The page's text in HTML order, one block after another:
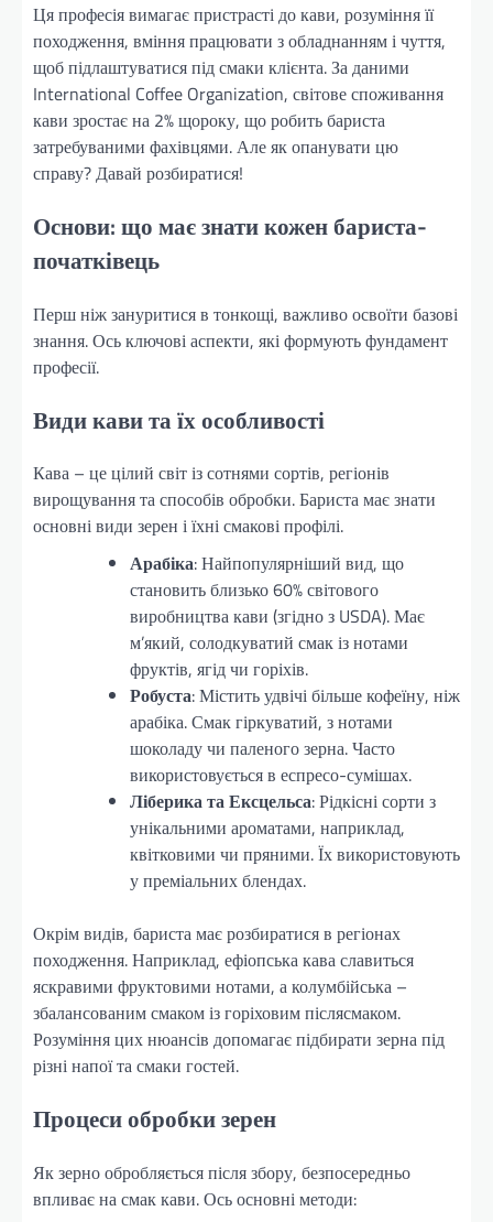
Ця професія вимагає пристрасті до кави, розуміння її
походження, вміння працювати з обладнанням і чуття,
щоб підлаштуватися під смаки клієнта. За даними
International Coffee Organization, світове споживання
кави зростає на 2% щороку, що робить бариста
затребуваними фахівцями. Але як опанувати цю
справу? Давай розбиратися!
Основи: що має знати кожен бариста-
початківець
Перш ніж зануритися в тонкощі, важливо освоїти базові
знання. Ось ключові аспекти, які формують фундамент
професії.
Види кави та їх особливості
Кава – це цілий світ із сотнями сортів, регіонів
вирощування та способів обробки. Бариста має знати
основні види зерен і їхні смакові профілі.
Арабіка: Найпопулярніший вид, що
становить близько 60% світового
виробництва кави (згідно з USDA). Має
м’який, солодкуватий смак із нотами
фруктів, ягід чи горіхів.
Робуста: Містить удвічі більше кофеїну, ніж
арабіка. Смак гіркуватий, з нотами
шоколаду чи паленого зерна. Часто
використовується в еспресо-сумішах.
Ліберика та Ексцельса: Рідкісні сорти з
унікальними ароматами, наприклад,
квітковими чи пряними. Їх використовують
у преміальних блендах.
Окрім видів, бариста має розбиратися в регіонах
походження. Наприклад, ефіопська кава славиться
яскравими фруктовими нотами, а колумбійська –
збалансованим смаком із горіховим післясмаком.
Розуміння цих нюансів допомагає підбирати зерна під
різні напої та смаки гостей.
Процеси обробки зерен
Як зерно обробляється після збору, безпосередньо
впливає на смак кави. Ось основні методи: